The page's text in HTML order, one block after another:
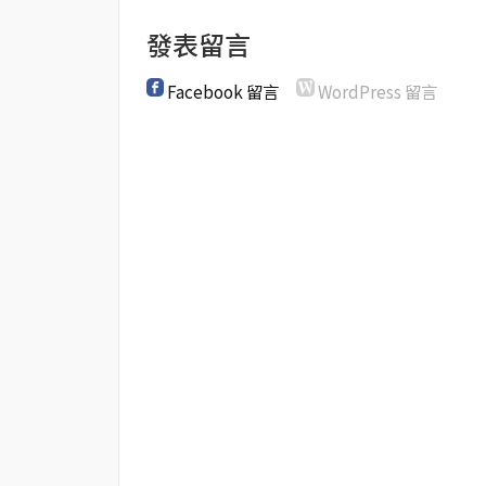
發表留言
Facebook 留言 WordPress 留言